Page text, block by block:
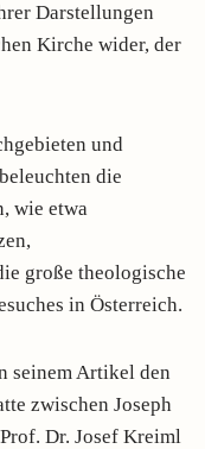
Darstellungen
Kirche wider, der
und
die
wie etwa
große theologische
in Österreich.
seinem Artikel den
zwischen Joseph
Dr. Josef Kreiml